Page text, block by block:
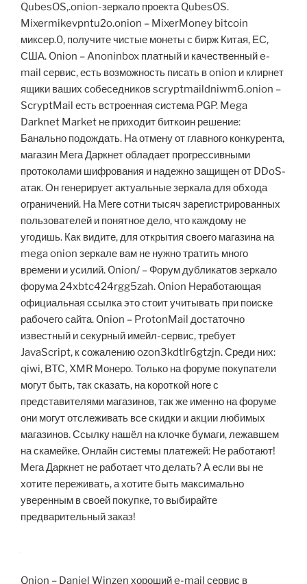
QubesOS,.onion-зеркало проекта QubesOS.
Mixermikevpntu2o.onion – MixerMoney bitcoin
миксер.0, получите чистые монеты с бирж Китая, ЕС,
США. Onion – Anoninbox платный и качественный e-
mail сервис, есть возможность писать в onion и клирнет
ящики ваших собеседников scryptmaildniwm6.onion –
ScryptMail есть встроенная система PGP. Mega
Darknet Market не приходит биткоин решение:
Банально подождать. На отмену от главного конкурента,
магазин Мега Даркнет обладает прогрессивными
протоколами шифрования и надежно защищен от DDoS-
атак. Он генерирует актуальные зеркала для обхода
ограничений. На Меге сотни тысяч зарегистрированных
пользователей и понятное дело, что каждому не
угодишь. Как видите, для открытия своего магазина на
mega onion зеркале вам не нужно тратить много
времени и усилий. Onion/ – Форум дубликатов зеркало
форума 24xbtc424rgg5zah. Onion Неработающая
официальная ссылка это стоит учитывать при поиске
рабочего сайта. Onion – ProtonMail достаточно
известный и секурный имейл-сервис, требует
JavaScript, к сожалению ozon3kdtlr6gtzjn. Среди них:
qiwi, BTC, XMR Монеро. Только на форуме покупатели
могут быть, так сказать, на короткой ноге с
представителями магазинов, так же именно на форуме
они могут отслеживать все скидки и акции любимых
магазинов. Ссылку нашёл на клочке бумаги, лежавшем
на скамейке. Онлайн системы платежей: Не работают!
Мега Даркнет не работает что делать? А если вы не
хотите переживать, а хотите быть максимально
уверенным в своей покупке, то выбирайте
предварительный заказ!
Onion – Daniel Winzen хороший e-mail сервис в